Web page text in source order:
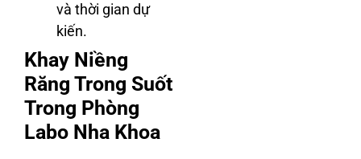
và thời gian dự
kiến.
Khay Niềng
Răng Trong Suốt
Trong Phòng
Labo Nha Khoa